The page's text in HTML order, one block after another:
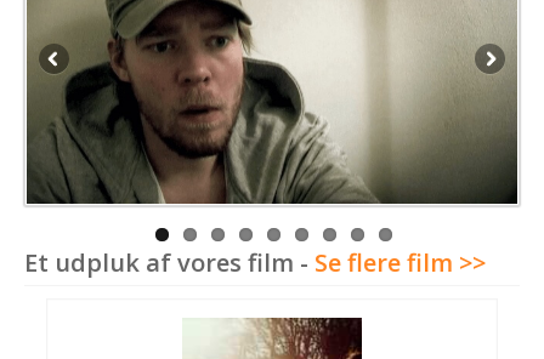
PERSONER
SUPPORT
KONTAKT
Et udpluk af vores film - Se flere film >>